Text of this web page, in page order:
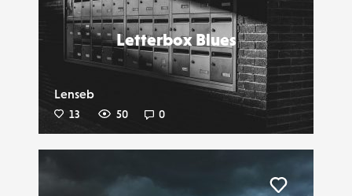
Letterbox Blues
Lenseb
13 50 0